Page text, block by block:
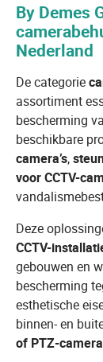
By Demes
Nederland
De categorie
assortiment
bescherming
beschikbare
camera’s,
voor CCTV-
Deze
CCTV-
gebouwen en
bescherming
esthetische
binnen- en
of PTZ-